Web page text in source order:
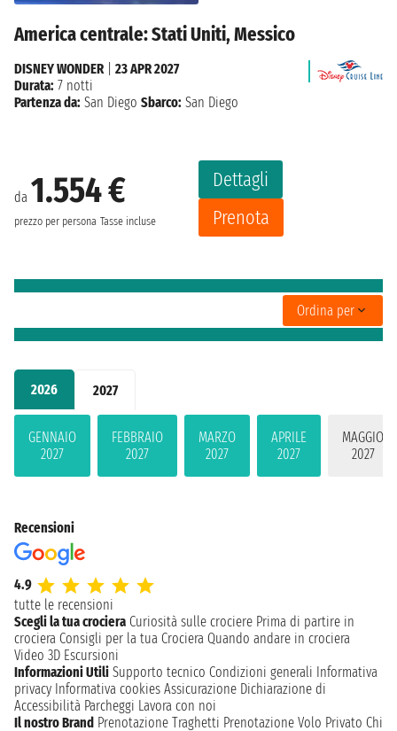
2026 2027
GENNAIO
2027
FEBBRAIO
2027
MARZO
2027
APRILE
2027
MAGGIO
2027
America centrale: Stati Uniti, Messico
da 1.554 €
prezzo per persona Tasse incluse
Dettagli
Prenota
DISNEY WONDER| 23 APR 2027
Durata: 7 notti
Partenza da: San Diego Sbarco: San Diego
Ordina per
Recensioni
4.9
tutte le recensioni
Scegli la tua crociera Curiosità sulle crociere Prima di partire in
crociera Consigli per la tua Crociera Quando andare in crociera
Video 3D Escursioni
Informazioni Utili Supporto tecnico Condizioni generali Informativa
privacy Informativa cookies Assicurazione Dichiarazione di
Accessibilità Parcheggi Lavora con noi
Il nostro Brand Prenotazione Traghetti Prenotazione Volo Privato Chi